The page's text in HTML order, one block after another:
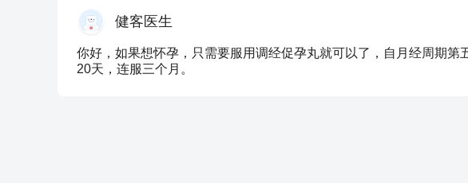
健客医生
你好，如果想怀孕，只需要服用调经促孕丸就可以了，自月经周期第
20天，连服三个月。